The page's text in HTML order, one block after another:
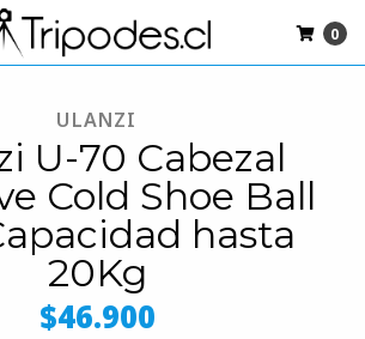
0
ULANZI
U-70 Cabezal
Cold Shoe Ball
hasta
20Kg
$46.900